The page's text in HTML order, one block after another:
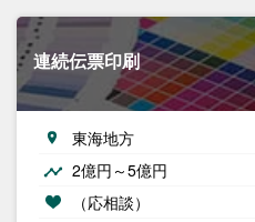
連続伝票印刷
東海地方
2億円～5億円
（応相談）